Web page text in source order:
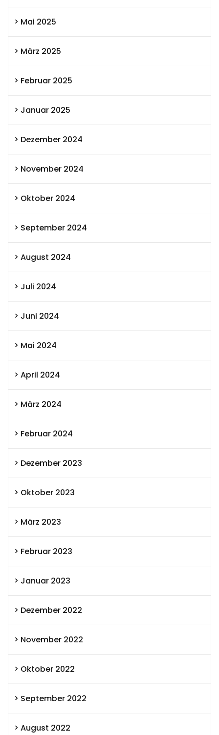
Mai 2025
März 2025
Februar 2025
Januar 2025
Dezember 2024
November 2024
Oktober 2024
September 2024
August 2024
Juli 2024
Juni 2024
Mai 2024
April 2024
März 2024
Februar 2024
Dezember 2023
Oktober 2023
März 2023
Februar 2023
Januar 2023
Dezember 2022
November 2022
Oktober 2022
September 2022
August 2022